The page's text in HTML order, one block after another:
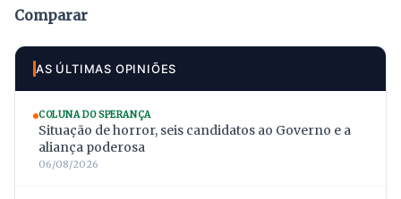
Comparar
AS ÚLTIMAS OPINIÕES
COLUNA DO SPERANÇA
Situação de horror, seis candidatos ao Governo e a
aliança poderosa
06/08/2026